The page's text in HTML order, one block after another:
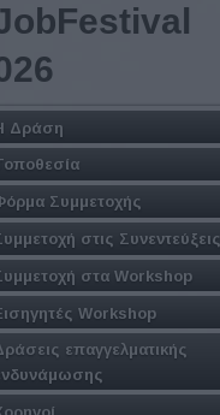
Δράση
Συμμετοχής
στις Συνεντεύξεις
στα Workshop
Workshop
επαγγελματικής